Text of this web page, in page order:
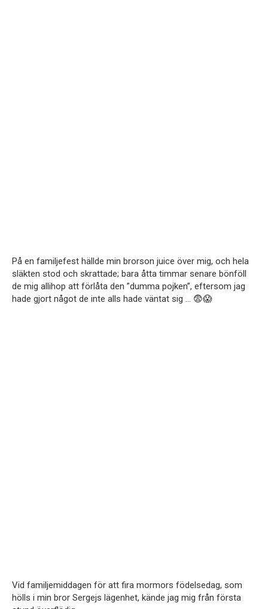
På en familjefest hällde min brorson juice över mig, och hela
släkten stod och skrattade; bara åtta timmar senare bönföll
de mig allihop att förlåta den ”dumma pojken”, eftersom jag
hade gjort något de inte alls hade väntat sig … 😨😱
Vid familjemiddagen för att fira mormors födelsedag, som
hölls i min bror Sergejs lägenhet, kände jag mig från första